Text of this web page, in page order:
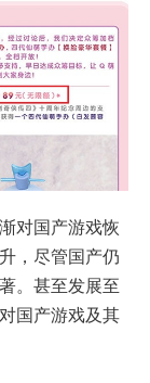
对国产游戏恢
，尽管国产仍
。甚至发展至
国产游戏及其